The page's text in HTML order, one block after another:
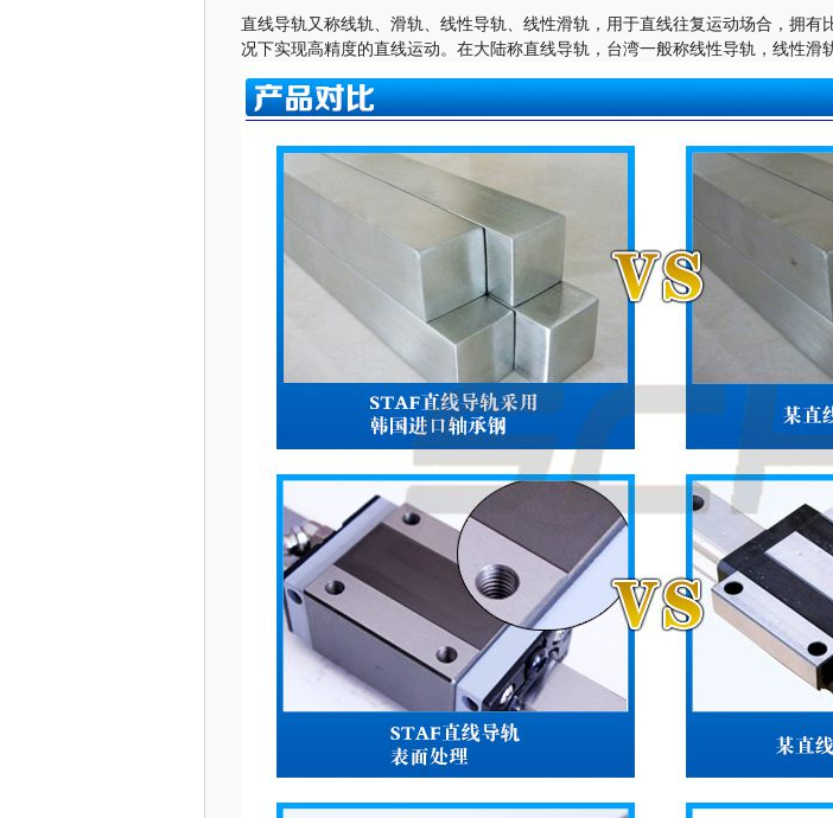
直线导轨又称线轨、滑轨、线性导轨、线性滑轨，用于直线往复运动场合，拥
况下实现高精度的直线运动。在大陆称直线导轨，台湾一般称线性导轨，线性滑